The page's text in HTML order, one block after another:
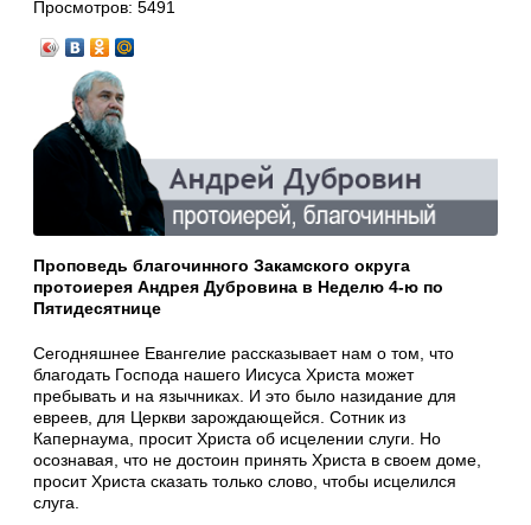
Просмотров: 5491
Проповедь благочинного Закамского округа
протоиерея Андрея Дубровина в Неделю 4-ю по
Пятидесятнице
Сегодняшнее Евангелие рассказывает нам о том, что
благодать Господа нашего Иисуса Христа может
пребывать и на язычниках. И это было назидание для
евреев, для Церкви зарождающейся. Сотник из
Капернаума, просит Христа об исцелении слуги. Но
осознавая, что не достоин принять Христа в своем доме,
просит Христа сказать только слово, чтобы исцелился
слуга.